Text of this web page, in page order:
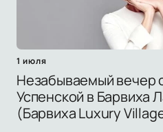
1 июля
Незабываемый вечер
Успенской в Барвиха
(Барвиха Luxury